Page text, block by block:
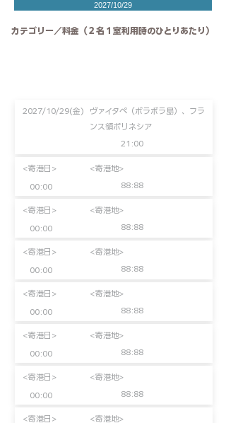
2027/10/29(金)
21:00
ヴァイタペ（ボラボラ島）、フラ
ンス領ポリネシア
<寄港日>
00:00 88:88
<寄港地>
<寄港日>
00:00 88:88
<寄港地>
<寄港日>
00:00 88:88
<寄港地>
<寄港日>
00:00 88:88
<寄港地>
<寄港日>
00:00 88:88
<寄港地>
<寄港日>
00:00 88:88
<寄港地>
<寄港日> <寄港地>
2027/10/29
カテゴリー／料金（２名１室利用時のひとりあたり）